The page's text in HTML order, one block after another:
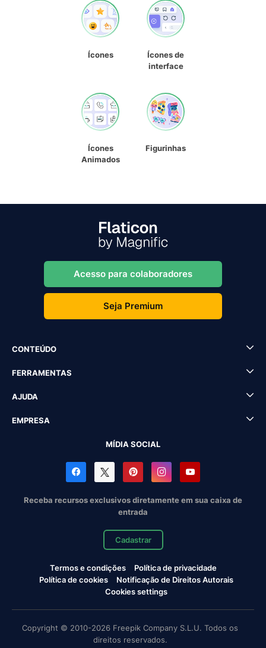
Ícones
Ícones de
interface
Ícones
Animados
Figurinhas
Acesso para colaboradores
Seja Premium
CONTEÚDO
FERRAMENTAS
AJUDA
EMPRESA
MÍDIA SOCIAL
Receba recursos exclusivos diretamente em sua caixa de
entrada
Cadastrar
Termos e condições
Política de privacidade
Política de cookies
Notificação de Direitos Autorais
Cookies settings
Copyright © 2010-2026 Freepik Company S.L.U. Todos os
direitos reservados.